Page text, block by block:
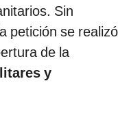
Sin
petición se realizó
de la
y